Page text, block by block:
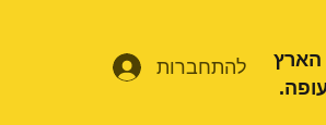
להתחברות
הארץ